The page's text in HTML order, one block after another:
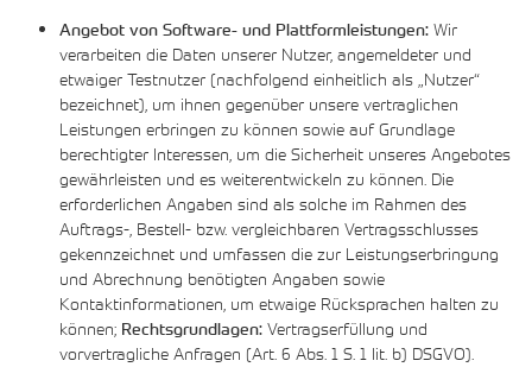
Angebot von Software- und Plattformleistungen: Wir
verarbeiten die Daten unserer Nutzer, angemeldeter und
etwaiger Testnutzer (nachfolgend einheitlich als „Nutzer“
bezeichnet), um ihnen gegenüber unsere vertraglichen
Leistungen erbringen zu können sowie auf Grundlage
berechtigter Interessen, um die Sicherheit unseres Angebotes
gewährleisten und es weiterentwickeln zu können. Die
erforderlichen Angaben sind als solche im Rahmen des
Auftrags-, Bestell- bzw. vergleichbaren Vertragsschlusses
gekennzeichnet und umfassen die zur Leistungserbringung
und Abrechnung benötigten Angaben sowie
Kontaktinformationen, um etwaige Rücksprachen halten zu
können; Rechtsgrundlagen: Vertragserfüllung und
vorvertragliche Anfragen (Art. 6 Abs. 1 S. 1 lit. b) DSGVO).